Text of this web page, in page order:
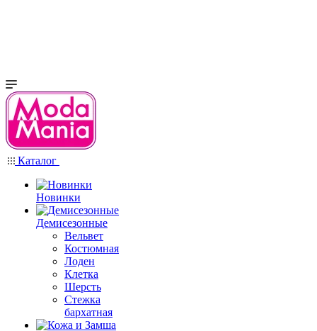
Каталог
Новинки
Демисезонные
Вельвет
Костюмная
Лоден
Клетка
Шерсть
Стежка
бархатная